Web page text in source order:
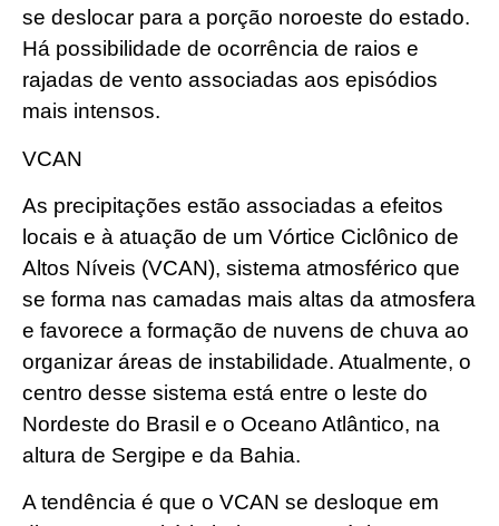
se deslocar para a porção noroeste do estado.
Há possibilidade de ocorrência de raios e
rajadas de vento associadas aos episódios
mais intensos.
VCAN
As precipitações estão associadas a efeitos
locais e à atuação de um Vórtice Ciclônico de
Altos Níveis (VCAN), sistema atmosférico que
se forma nas camadas mais altas da atmosfera
e favorece a formação de nuvens de chuva ao
organizar áreas de instabilidade. Atualmente, o
centro desse sistema está entre o leste do
Nordeste do Brasil e o Oceano Atlântico, na
altura de Sergipe e da Bahia.
A tendência é que o VCAN se desloque em